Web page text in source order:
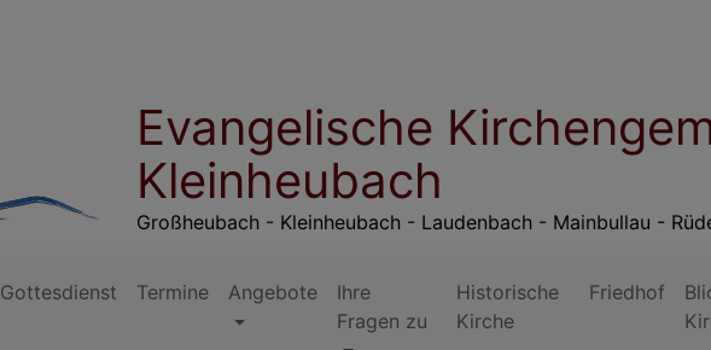
Evangelische
Kleinheubach
Großheubach - Kleinheubach - Laudenbach - Mainbullau -
Gottesdienst Termine Angebote
Ihre
Fragen zu
Historische
Kirche
Friedhof